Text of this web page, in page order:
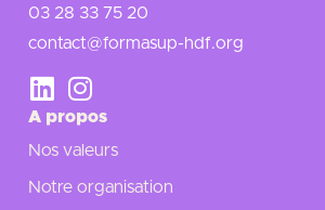
03 28 33 75 20
contact@formasup-hdf.org
A propos
Nos valeurs
Notre organisation